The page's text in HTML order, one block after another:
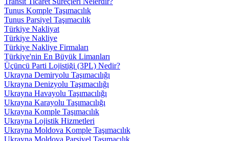
Tunus Komple Taşımacılık
Tunus Parsiyel Taşımacılık
Türkiye Nakliyat
Türkiye Nakliye
Türkiye Nakliye Firmaları
Türkiye'nin En Büyük Limanları
Üçüncü Parti Lojistiği (3PL) Nedir?
Ukrayna Demiryolu Taşımacılığı
Ukrayna Denizyolu Taşımacılığı
Ukrayna Havayolu Taşımacılığı
Ukrayna Karayolu Taşımacılığı
Ukrayna Komple Taşımacılık
Ukrayna Lojistik Hizmetleri
Ukrayna Moldova Komple Taşımacılık
Ukrayna Moldova Parsiyel Taşımacılık